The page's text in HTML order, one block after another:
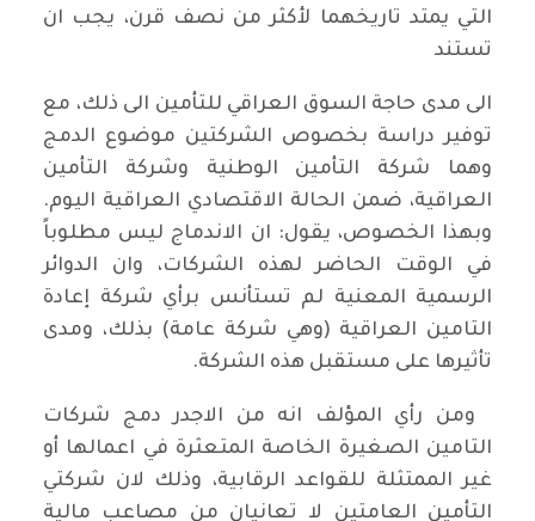
التي يمتد تاريخهما لأكثر من نصف قرن، يجب ان
تستند
الى مدى حاجة السوق العراقي للتأمين الى ذلك، مع
توفير دراسة بخصوص الشركتين موضوع الدمج
وهما شركة التأمين الوطنية وشركة التأمين
العراقية، ضمن الحالة الاقتصادي العراقية اليوم.
وبهذا الخصوص، يقول: ان الاندماج ليس مطلوباً
في الوقت الحاضر لهذه الشركات، وان الدوائر
الرسمية المعنية لم تستأنس برأي شركة إعادة
التامين العراقية (وهي شركة عامة) بذلك، ومدى
تأثيرها على مستقبل هذه الشركة.
ومن رأي المؤلف انه من الاجدر دمج شركات
التامين الصغيرة الخاصة المتعثرة في اعمالها أو
غير الممتثلة للقواعد الرقابية، وذلك لان شركتي
التأمين العامتين لا تعانيان من مصاعب مالية